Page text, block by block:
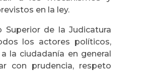
en la ley.
Superior de la Judicatura
los actores políticos,
la ciudadanía en general
con prudencia, respeto